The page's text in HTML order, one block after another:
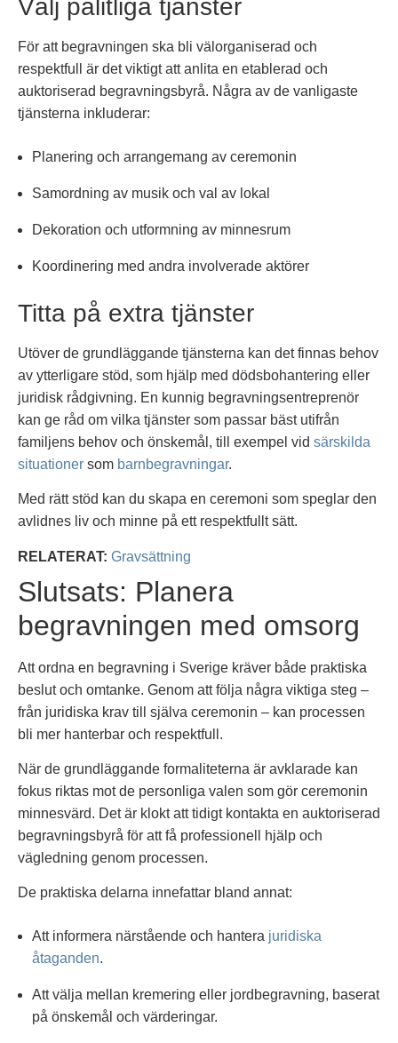
Välj pålitliga tjänster
För att begravningen ska bli välorganiserad och
respektfull är det viktigt att anlita en etablerad och
auktoriserad begravningsbyrå. Några av de vanligaste
tjänsterna inkluderar:
Planering och arrangemang av ceremonin
Samordning av musik och val av lokal
Dekoration och utformning av minnesrum
Koordinering med andra involverade aktörer
Titta på extra tjänster
Utöver de grundläggande tjänsterna kan det finnas behov
av ytterligare stöd, som hjälp med dödsbohantering eller
juridisk rådgivning. En kunnig begravningsentreprenör
kan ge råd om vilka tjänster som passar bäst utifrån
familjens behov och önskemål, till exempel vid särskilda
situationer som barnbegravningar.
Med rätt stöd kan du skapa en ceremoni som speglar den
avlidnes liv och minne på ett respektfullt sätt.
RELATERAT: Gravsättning
Slutsats: Planera
begravningen med omsorg
Att ordna en begravning i Sverige kräver både praktiska
beslut och omtanke. Genom att följa några viktiga steg –
från juridiska krav till själva ceremonin – kan processen
bli mer hanterbar och respektfull.
När de grundläggande formaliteterna är avklarade kan
fokus riktas mot de personliga valen som gör ceremonin
minnesvärd. Det är klokt att tidigt kontakta en auktoriserad
begravningsbyrå för att få professionell hjälp och
vägledning genom processen.
De praktiska delarna innefattar bland annat:
Att informera närstående och hantera juridiska
åtaganden.
Att välja mellan kremering eller jordbegravning, baserat
på önskemål och värderingar.